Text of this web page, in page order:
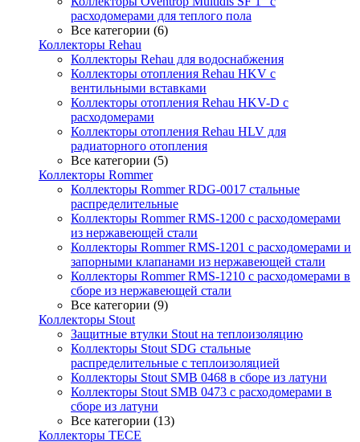
расходомерами для теплого пола
Все категории (6)
Коллекторы Rehau
Коллекторы Rehau для водоснабжения
Коллекторы отопления Rehau HKV с
вентильными вставками
Коллекторы отопления Rehau HKV-D с
расходомерами
Коллекторы отопления Rehau HLV для
радиаторного отопления
Все категории (5)
Коллекторы Rommer
Коллекторы Rommer RDG-0017 стальные
распределительные
Коллекторы Rommer RMS-1200 с расходомерами
из нержавеющей стали
Коллекторы Rommer RMS-1201 с расходомерами и
запорными клапанами из нержавеющей стали
Коллекторы Rommer RMS-1210 с расходомерами в
сборе из нержавеющей стали
Все категории (9)
Коллекторы Stout
Защитные втулки Stout на теплоизоляцию
Коллекторы Stout SDG стальные
распределительные с теплоизоляцией
Коллекторы Stout SMB 0468 в сборе из латуни
Коллекторы Stout SMB 0473 с расходомерами в
сборе из латуни
Все категории (13)
Коллекторы TECE